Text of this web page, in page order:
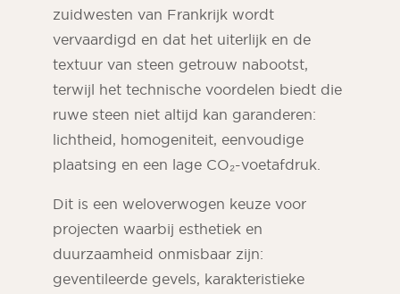
zuidwesten van Frankrijk wordt
vervaardigd en dat het uiterlijk en de
textuur van steen getrouw nabootst,
terwijl het technische voordelen biedt die
ruwe steen niet altijd kan garanderen:
lichtheid, homogeniteit, eenvoudige
plaatsing en een lage CO₂-voetafdruk.
Dit is een weloverwogen keuze voor
projecten waarbij esthetiek en
duurzaamheid onmisbaar zijn:
geventileerde gevels, karakteristieke